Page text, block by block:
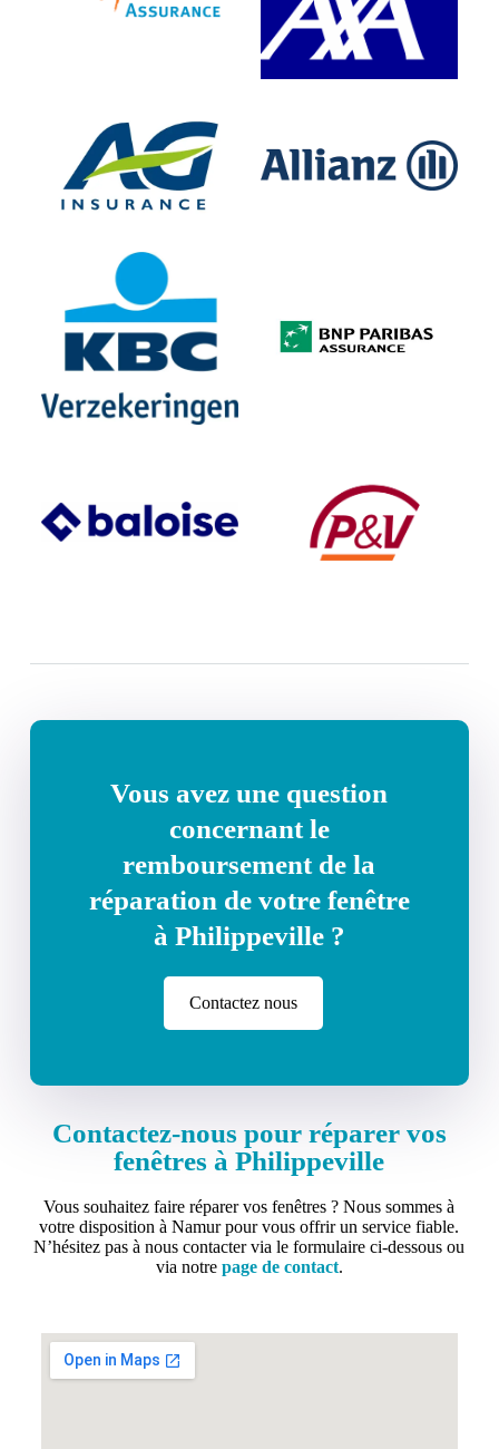
Vous avez une question
concernant le
remboursement de la
réparation de votre fenêtre
à Philippeville ?
Contactez nous
Contactez-nous pour réparer vos
fenêtres à Philippeville
Vous souhaitez faire réparer vos fenêtres ? Nous sommes à
votre disposition à Namur pour vous offrir un service fiable.
N’hésitez pas à nous contacter via le formulaire ci-dessous ou
via notre page de contact.